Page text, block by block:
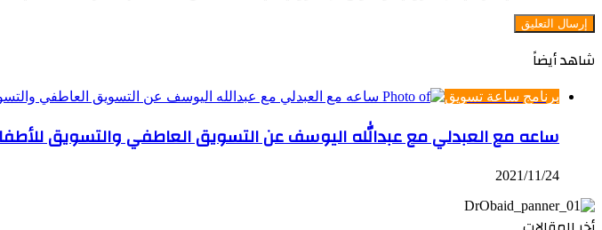
شاهد أيضاً
برنامج ساعة تسويق
ساعه مع العبدلي مع عبدالله اليوسف عن التسويق العاطفي والتسويق
2021/11/24